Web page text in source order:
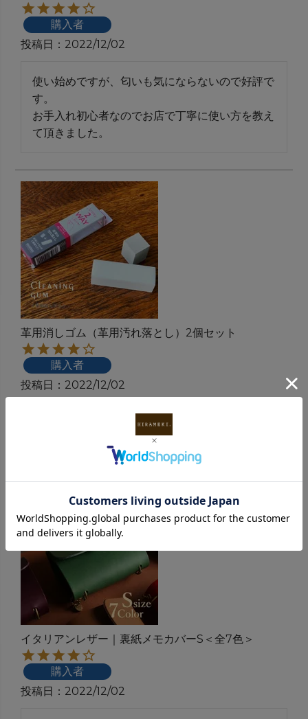
購入者
投稿日
2022/12/02
使い始めですが、匂いも気にならないので好評で
す。
お手入れ初心者なのでお店で丁寧に使い方を教え
て頂きました。
革用消しゴム（革用汚れ落とし）2個セット
購入者
投稿日
2022/12/02
お店で丁寧に使い方を教えて頂いて購入しまし
た。案外汚れが落ちてうれしいです。
イタリアンレザー｜裏紙メモカバーS＜全7色＞
購入者
投稿日
2022/12/02